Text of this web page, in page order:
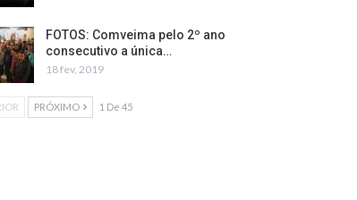
FOTOS: Comveima pelo 2º ano
consecutivo a única…
18 fev, 2019
PRÓXIMO 1 De 45